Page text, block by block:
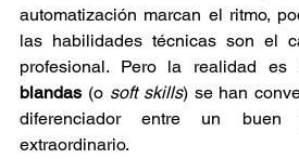
automatización marcan el ritmo,
las habilidades técnicas son el
profesional. Pero la realidad es
blandas (o soft skills) se han
diferenciador entre un
extraordinario.